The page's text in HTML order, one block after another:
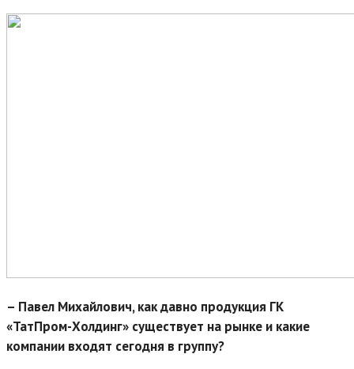
– Павел Михайлович, как давно продукция ГК
«ТатПром-Холдинг» существует на рынке и какие
компании входят сегодня в группу?